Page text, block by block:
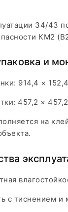
34/43
КМ2
и
914,4 ×
457,2 ×
на
с тиснением